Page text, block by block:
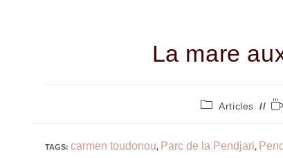
La mare
Articles
TAGS: carmen toudonou, Parc de la Pendjari,